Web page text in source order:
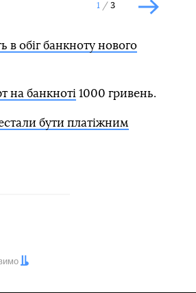
1 3
в обіг банкноту нового
на банкноті 1000 гривень.
бути платіжним